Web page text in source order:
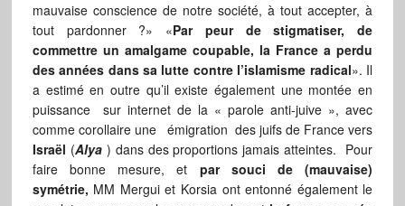
mauvaise conscience de notre société, à tout accepter, à
tout pardonner ?» «Par peur de stigmatiser, de
commettre un amalgame coupable, la France a perdu
des années dans sa lutte contre l’islamisme radical». Il
a estimé en outre qu’il existe également une montée en
puissance sur internet de la « parole anti-juive », avec
comme corollaire une émigration des juifs de France vers
Israël (Alya) dans des proportions jamais atteintes. Pour
faire bonne mesure, et par souci de (mauvaise)
symétrie, MM Mergui et Korsia ont entonné également le